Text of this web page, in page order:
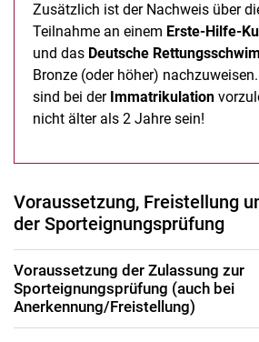
Zusätzlich ist der Nachweis über
Teilnahme an einem Erste-Hilfe-
und das Deutsche
Bronze (oder höher)
sind bei der Immatrikulation
nicht älter als 2 Jahre sein!
Voraussetzung, Freistellung
der Sporteignungsprüfung
Voraussetzung der Zulassung zur
Sporteignungsprüfung (auch bei
Anerkennung/Freistellung)